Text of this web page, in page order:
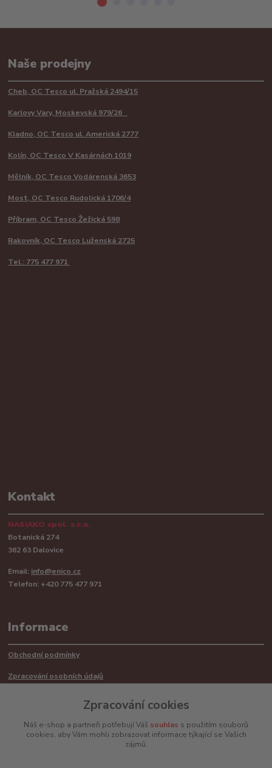
Naše prodejny
Cheb, OC Tesco ul. Pražská 2494/15
Karlovy Vary, Moskevská 979/26
Kladno, OC Tesco ul. Americká 2777
Kolín, OC Tesco V Kasárnách 1019
Mělník, OC Tesco Vodárenská 3653
Most, OC Tesco Rudolická 1706/4
Příbram, OC Tesco Žežická 598
Rakovník, OC Tesco Luženská 2725
Tel.: 775 477 971
Kontakt
NASIAKO spol. s.r.o.
Botanická 274
362 63 Dalovice
Email: info@enico.cz
Telefon: +420 775 477 971
Informace
Obchodní podmínky
Zpracování osobních údajů
Mimosoudní řešení sporů ADR
Zpracování cookies
Náš e-shop a partneři potřebují Váš souhlas s použitím souborů
cookies, aby Vám mohli zobrazovat informace týkající se Vašich
zájmů.